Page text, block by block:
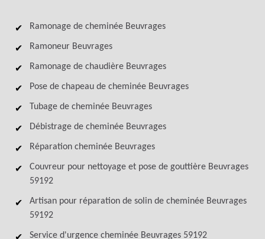
Ramonage de cheminée Beuvrages
Ramoneur Beuvrages
Ramonage de chaudière Beuvrages
Pose de chapeau de cheminée Beuvrages
Tubage de cheminée Beuvrages
Débistrage de cheminée Beuvrages
Réparation cheminée Beuvrages
Couvreur pour nettoyage et pose de gouttière Beuvrages
59192
Artisan pour réparation de solin de cheminée Beuvrages
59192
Service d'urgence cheminée Beuvrages 59192